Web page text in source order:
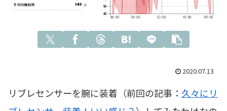
2020.07.13
リブレセンサーを腕に装着（前回の記事： 久々にリ